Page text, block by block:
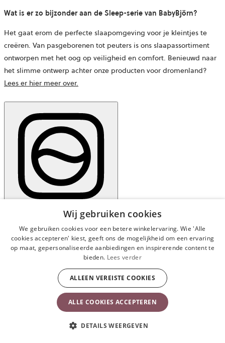
Wat is er zo bijzonder aan de Sleep-serie van BabyBjörn?
Het gaat erom de perfecte slaapomgeving voor je kleintjes te
creëren. Van pasgeborenen tot peuters is ons slaapassortiment
ontworpen met het oog op veiligheid en comfort. Benieuwd naar
het slimme ontwerp achter onze producten voor dromenland?
Lees er hier meer over.
Materialen en onderhoudsadvies
Materialen
Stof van het bedje: 100% polyester
Onderstel: MDF (voldoet aan de emissienorm voor een gezond
Poten: gecoat berkenhout
Wij gebruiken cookies
We gebruiken cookies voor een betere winkelervaring. Wie 'Alle
cookies accepteren' kiest, geeft ons de mogelijkheid om een ervaring
op maat, gepersonaliseerde aanbiedingen en inspirerende content te
bieden. Lees verder
ALLE COOKIES ACCEPTEREN
ALLEEN VEREISTE COOKIES
DETAILS WEERGEVEN